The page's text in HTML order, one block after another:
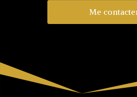
Me